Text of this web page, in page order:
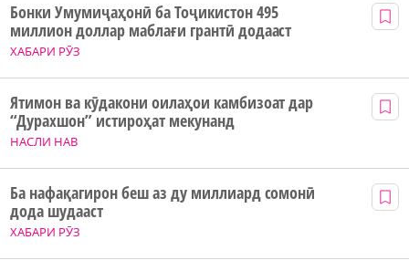
ХАБАРИ РӮЗ
Бонки Умумиҷаҳонӣ ба Тоҷикистон 495
миллион доллар маблағи грантӣ додааст
НАСЛИ НАВ
Ятимон ва кӯдакони оилаҳои камбизоат дар
“Дурахшон” истироҳат мекунанд
ХАБАРИ РӮЗ
Ба нафақагирон беш аз ду миллиард сомонӣ
дода шудааст